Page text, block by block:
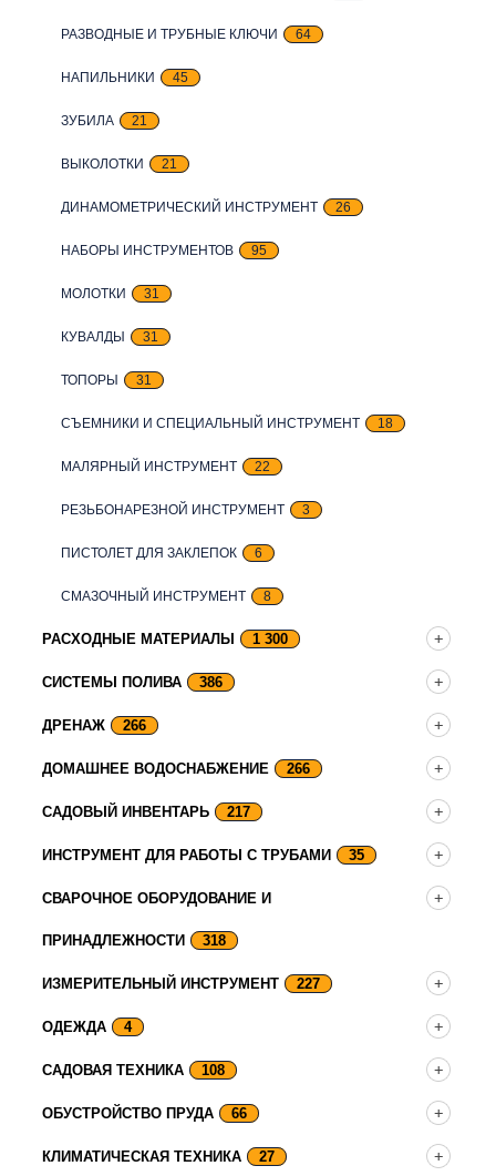
РАЗВОДНЫЕ И ТРУБНЫЕ КЛЮЧИ 64
НАПИЛЬНИКИ 45
ЗУБИЛА 21
ВЫКОЛОТКИ 21
ДИНАМОМЕТРИЧЕСКИЙ ИНСТРУМЕНТ 26
НАБОРЫ ИНСТРУМЕНТОВ 95
МОЛОТКИ 31
КУВАЛДЫ 31
ТОПОРЫ 31
СЪЕМНИКИ И СПЕЦИАЛЬНЫЙ ИНСТРУМЕНТ 18
МАЛЯРНЫЙ ИНСТРУМЕНТ 22
РЕЗЬБОНАРЕЗНОЙ ИНСТРУМЕНТ 3
ПИСТОЛЕТ ДЛЯ ЗАКЛЕПОК 6
СМАЗОЧНЫЙ ИНСТРУМЕНТ 8
РАСХОДНЫЕ МАТЕРИАЛЫ 1 300
СИСТЕМЫ ПОЛИВА 386
ДРЕНАЖ 266
ДОМАШНЕЕ ВОДОСНАБЖЕНИЕ 266
САДОВЫЙ ИНВЕНТАРЬ 217
ИНСТРУМЕНТ ДЛЯ РАБОТЫ С ТРУБАМИ 35
СВАРОЧНОЕ ОБОРУДОВАНИЕ И
ПРИНАДЛЕЖНОСТИ 318
ИЗМЕРИТЕЛЬНЫЙ ИНСТРУМЕНТ 227
ОДЕЖДА 4
САДОВАЯ ТЕХНИКА 108
ОБУСТРОЙСТВО ПРУДА 66
КЛИМАТИЧЕСКАЯ ТЕХНИКА 27